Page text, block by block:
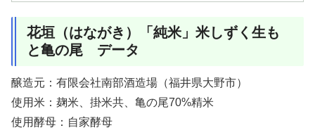
花垣（はながき）「純米」米しずく生も
と亀の尾 データ
醸造元：有限会社南部酒造場（福井県大野市）
使用米：麹米、掛米共、亀の尾70%精米
使用酵母：自家酵母